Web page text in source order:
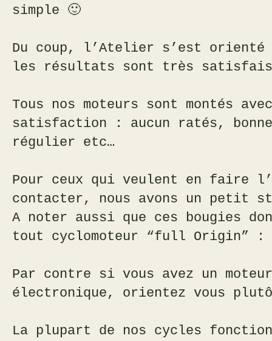
simple 🙂
Du coup, l’Atelier s’est orienté
les résultats sont très
Tous nos moteurs sont montés
satisfaction : aucun ratés,
régulier etc…
Pour ceux qui veulent en faire
contacter, nous avons un petit
A noter aussi que ces bougies
tout cyclomoteur “full Origin” :
Par contre si vous avez un
électronique, orientez vous
La plupart de nos cycles